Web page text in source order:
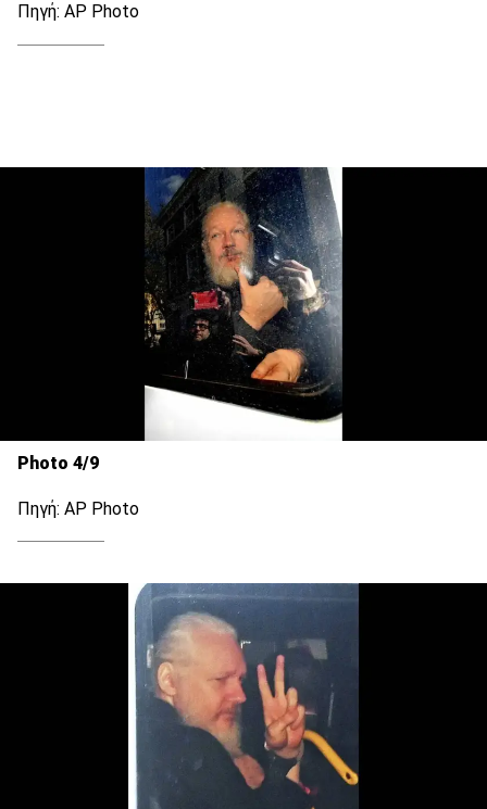
Πηγή: AP Photo
Photo 4/9
Πηγή: AP Photo